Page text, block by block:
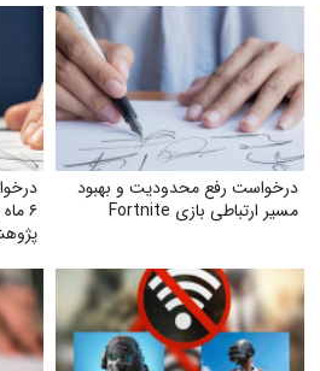
درخواست رفع محدودیت و بهبود
مسیر ارتباطی بازی Fortnite
۶